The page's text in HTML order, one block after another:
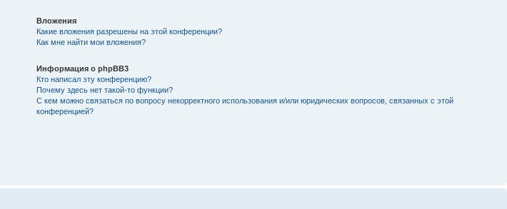
Вложения
Какие вложения разрешены на этой конференции?
Как мне найти мои вложения?
Информация о phpBB3
Кто написал эту конференцию?
Почему здесь нет такой-то функции?
С кем можно связаться по вопросу некорректного использования и/или юридических вопросов, связанных с этой
конференцией?